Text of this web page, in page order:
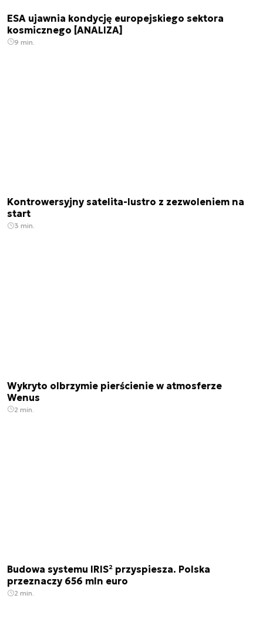
ESA ujawnia kondycję europejskiego sektora
kosmicznego [ANALIZA]
9 min.
Kontrowersyjny satelita-lustro z zezwoleniem na
start
3 min.
Wykryto olbrzymie pierścienie w atmosferze
Wenus
2 min.
Budowa systemu IRIS² przyspiesza. Polska
przeznaczy 656 mln euro
2 min.